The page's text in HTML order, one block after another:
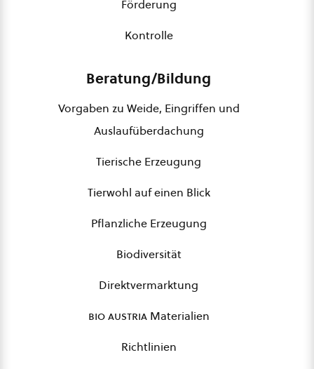
Förderung
Kontrolle
Beratung/Bildung
Vorgaben zu Weide, Eingriffen und
Auslaufüberdachung
Tierische Erzeugung
Tierwohl auf einen Blick
Pflanzliche Erzeugung
Biodiversität
Direktvermarktung
bio austriaMaterialien
Richtlinien